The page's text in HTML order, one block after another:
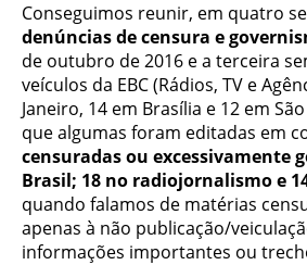
Conseguimos reunir, em quatro
denúncias de censura e
de outubro de 2016 e a terceira
veículos da EBC (Rádios, TV e
Janeiro, 14 em Brasília e 12 em
que algumas foram editadas em
censuradas ou excessivamente
Brasil; 18 no radiojornalismo e
quando falamos de matérias
apenas à não publicação/
informações importantes ou